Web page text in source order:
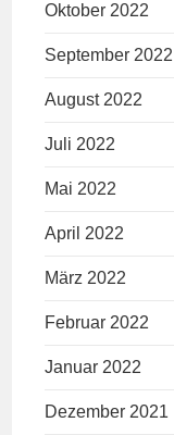
Oktober 2022
September 2022
August 2022
Juli 2022
Mai 2022
April 2022
März 2022
Februar 2022
Januar 2022
Dezember 2021